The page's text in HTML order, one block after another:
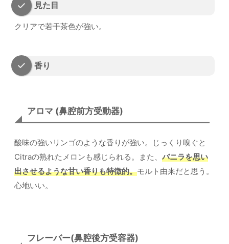
見た目
クリアで若干茶色が強い。
香り
アロマ (鼻腔前方受動器)
酸味の強いリンゴのような香りが強い。じっくり嗅ぐと
Citraの熟れたメロンも感じられる。また、 バニラを思い
出させるような甘い香りも特徴的。モルト由来だと思う。
心地いい。
フレーバー(鼻腔後方受容器)